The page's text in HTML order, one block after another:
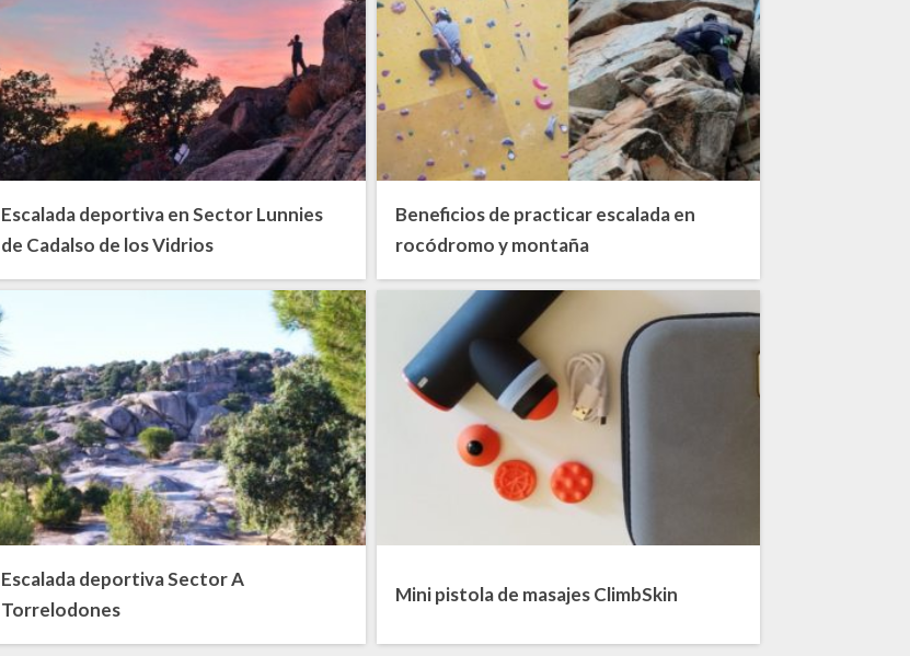
Escalada deportiva en Sector Lunnies
de Cadalso de los Vidrios
Beneficios de practicar escalada en
rocódromo y montaña
Escalada deportiva Sector A
Torrelodones
Mini pistola de masajes ClimbSkin